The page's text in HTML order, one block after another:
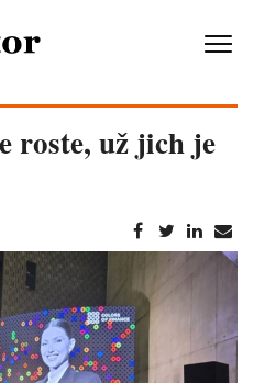
roste, už jich je